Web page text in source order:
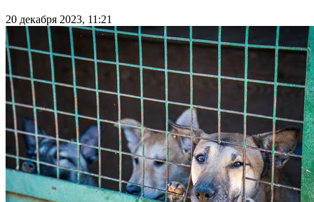
20 декабря 2023, 11:21